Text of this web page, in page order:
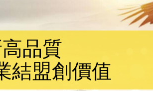
上
好品質